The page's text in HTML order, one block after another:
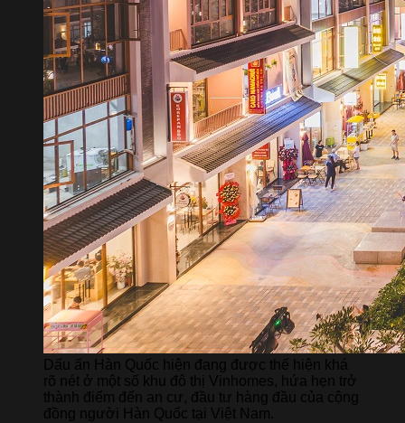
Dấu ấn Hàn Quốc hiện đang được thể hiện khá
rõ nét ở một số khu đô thị Vinhomes, hứa hẹn trở
thành điểm đến an cư, đầu tư hàng đầu của cộng
đồng người Hàn Quốc tại Việt Nam.